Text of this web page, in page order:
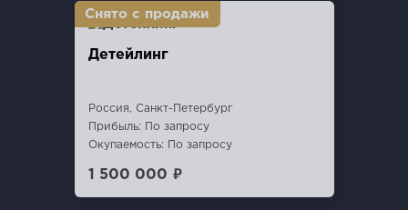
Детейлинг
Россия, Санкт-Петербург
Прибыль: По запросу
Окупаемость: По запросу
1 500 000 ₽